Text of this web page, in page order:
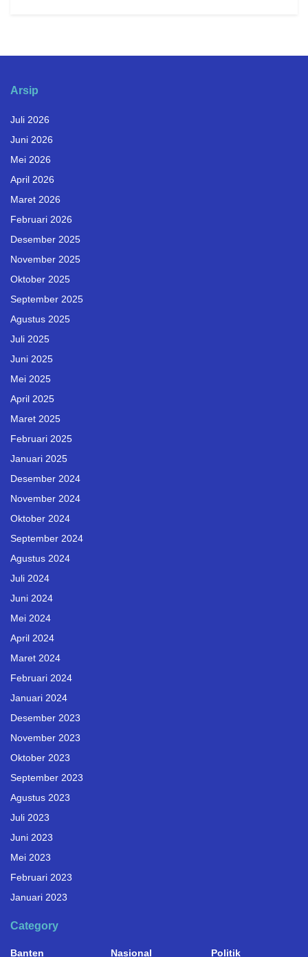
Arsip
Juli 2026
Juni 2026
Mei 2026
April 2026
Maret 2026
Februari 2026
Desember 2025
November 2025
Oktober 2025
September 2025
Agustus 2025
Juli 2025
Juni 2025
Mei 2025
April 2025
Maret 2025
Februari 2025
Januari 2025
Desember 2024
November 2024
Oktober 2024
September 2024
Agustus 2024
Juli 2024
Juni 2024
Mei 2024
April 2024
Maret 2024
Februari 2024
Januari 2024
Desember 2023
November 2023
Oktober 2023
September 2023
Agustus 2023
Juli 2023
Juni 2023
Mei 2023
Februari 2023
Januari 2023
Category
Banten Nasional Politik